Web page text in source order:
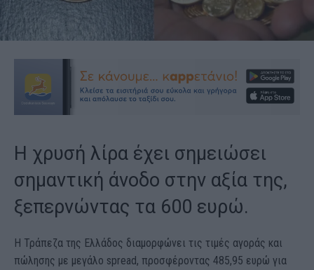
Η χρυσή λίρα έχει σημειώσει
σημαντική άνοδο στην αξία της,
ξεπερνώντας τα 600 ευρώ.
Η Τράπεζα της Ελλάδος διαμορφώνει τις τιμές αγοράς και
πώλησης με μεγάλο spread, προσφέροντας 485,95 ευρώ για